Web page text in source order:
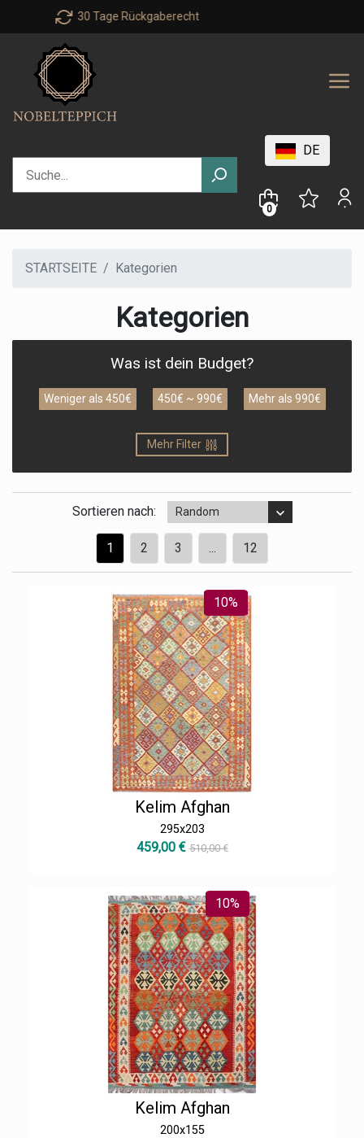
Personal advice : +49 40 303 999 71
DE
0
STARTSEITE Kategorien
Kategorien
Was ist dein Budget?
Weniger als 450€ 450€ ~ 990€ Mehr als 990€
Mehr Filter
Sortieren nach: Random
1 2 3 ... 12
10%
Kelim Afghan
295x203
459,00 € 510,00 €
10%
Kelim Afghan
200x155